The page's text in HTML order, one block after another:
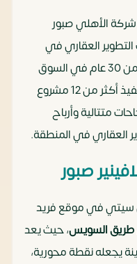
الأهلي صبور
التطوير العقاري في
مصر، حيث تمتد خبرة الشركة لأكثر من 30 عام في السوق
العقاري المصري، كما نجحت في تنفيذ أكثر من 12 مشروع
متتالية وأرباح
العقاري في المنطقة.
صبور
سيتي في موقع فريد
طريق السويس، حيث يعد
يجعله نقطة محورية،